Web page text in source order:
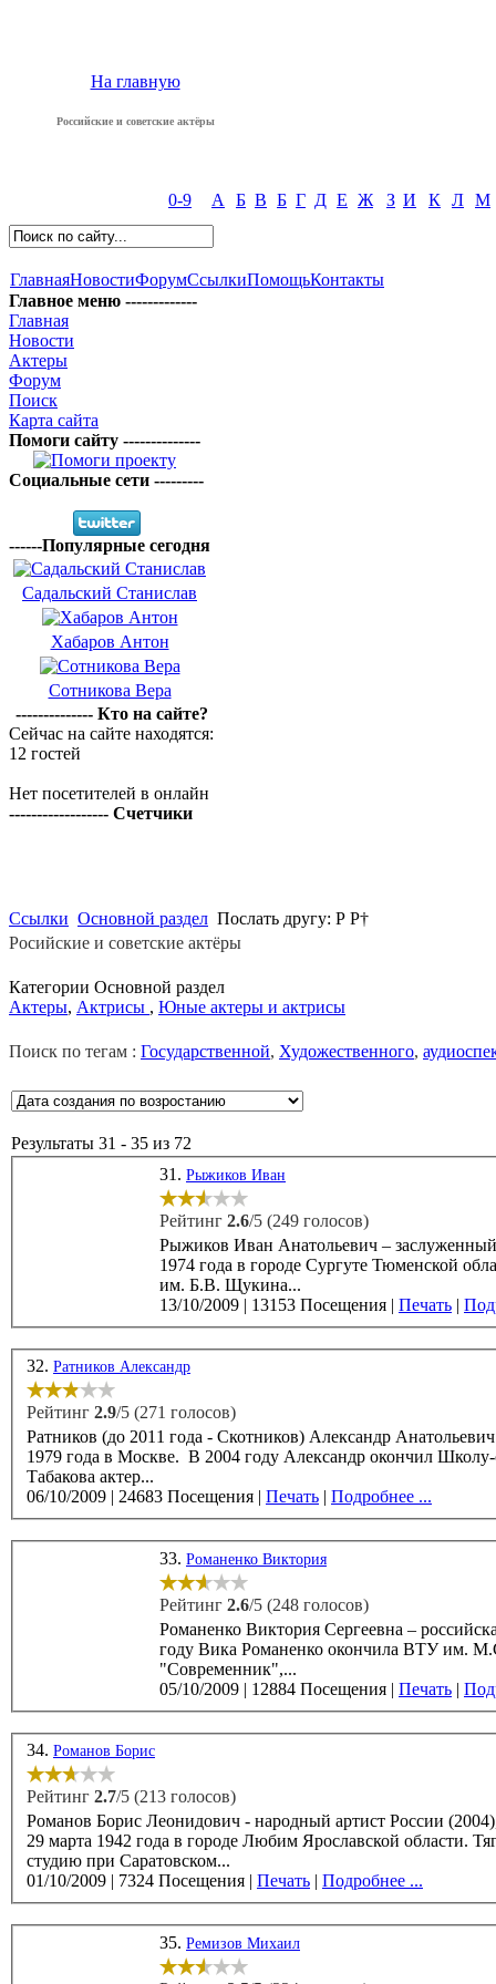
На главную
Российские и советские актёры
0-9 А Б В Б Г Д Е Ж З И К Л М
ГлавнаяНовостиФорумСсылкиПомощьКонтакты
Главное меню -------------
Главная
Новости
Актеры
Форум
Поиск
Карта сайта
Помоги сайту --------------
Социальные сети ---------
------Популярные сегодня
Садальский Станислав
Хабаров Антон
Сотникова Вера
-------------- Кто на сайте?
Сейчас на сайте находятся:
12 гостей
Нет посетителей в онлайн
------------------ Счетчики
Ссылки Основной раздел Послать другу: Р Р†
Росийские и советские актёры
Категории Основной раздел
Актеры, Актрисы , Юные актеры и актрисы
Поиск по тегам : Государственной, Художественного,
Результаты 31 - 35 из 72
31. Рыжиков Иван
Рейтинг 2.6/5 (249 голосов)
Рыжиков Иван Анатольевич – заслуженный
1974 года в городе Сургуте Тюменской области. В 1996 году Иван Рыжиков окончил Высшее
им. Б.В. Щукина...
13/10/2009 | 13153 Посещения | Печать |
32. Ратников Александр
Рейтинг 2.9/5 (271 голосов)
Ратников (до 2011 года - Скотников) Александр
1979 года в Москве. В 2004 году Александр окончил Школу-студию МХАТ (курс Е. Каменьковича). В Театре
Табакова актер...
06/10/2009 | 24683 Посещения | Печать | Подробнее ...
33. Романенко Виктория
Рейтинг 2.6/5 (248 голосов)
Романенко Виктория Сергеевна –
году Вика Романенко окончила ВТУ им. М.С. Щепкина
"Современник",...
05/10/2009 | 12884 Посещения | Печать |
34. Романов Борис
Рейтинг 2.7/5 (213 голосов)
Романов Борис Леонидович - народный артист России
29 марта 1942 года в городе Любим Ярославской области. Тяга к перевоплощению привела его в театральную
студию при Саратовском...
01/10/2009 | 7324 Посещения | Печать | Подробнее ...
35. Ремизов Михаил